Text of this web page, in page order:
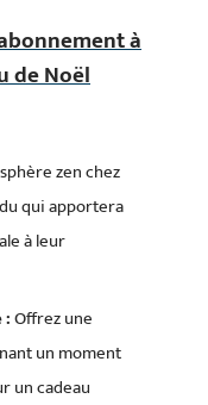
à
de Noël
zen chez
qui apportera
à leur
:Offrez une
un moment
un cadeau